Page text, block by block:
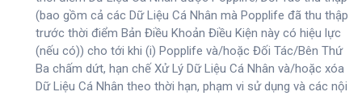
(bao gồm cả các Dữ Liệu Cá Nhân mà Popplife đã thu thập
trước thời điểm Bản Điều Khoản Điều Kiện này có hiệu lực
(nếu có)) cho tới khi (i) Popplife và/hoặc Đối Tác/Bên Thứ
Ba chấm dứt, hạn chế Xử Lý Dữ Liệu Cá Nhân và/hoặc xóa
Dữ Liệu Cá Nhân theo thời hạn, phạm vi sử dụng và các nội